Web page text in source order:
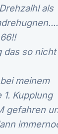
als
das so
meinem
1. Kupplung
gefahren